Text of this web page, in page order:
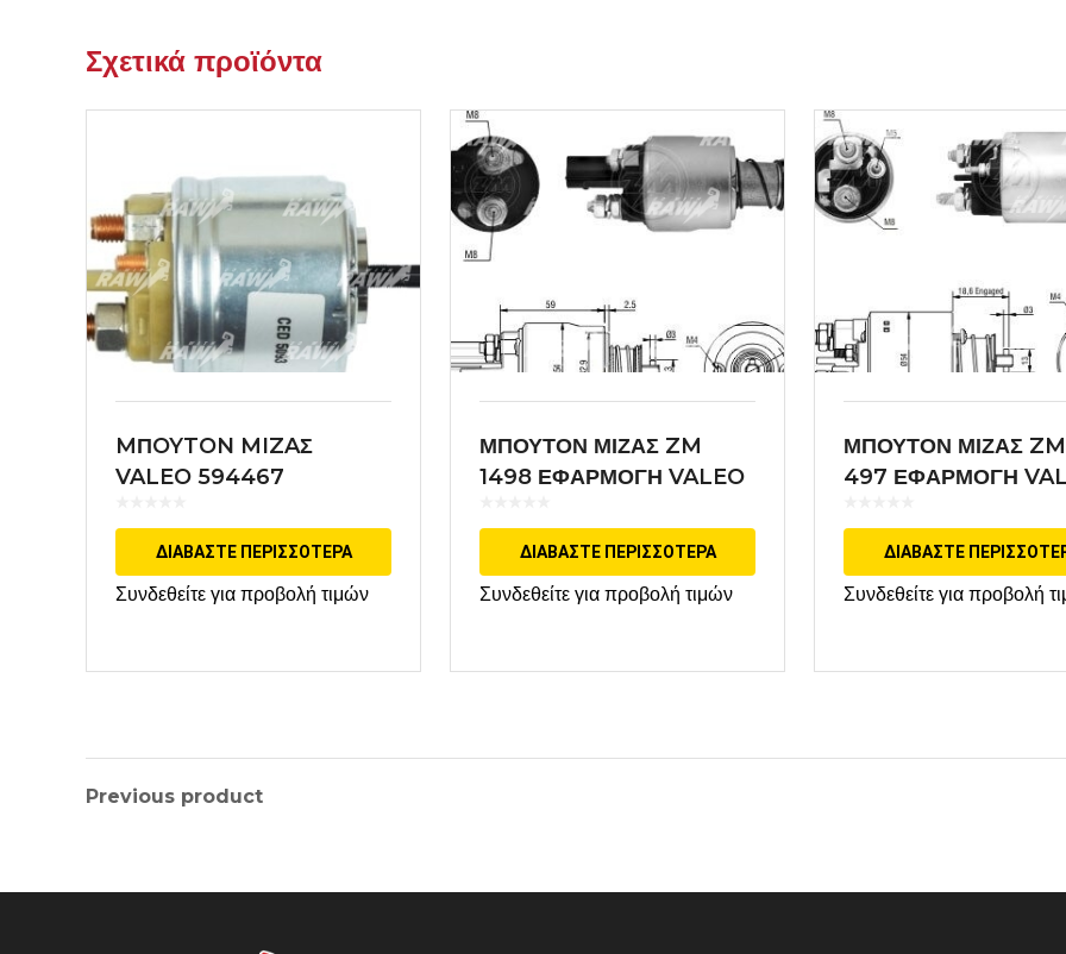
Σχετικά προϊόντα
MΠOYTON MIZAΣ
VALEO 594467
ΔΙΑΒΆΣΤΕ ΠΕΡΙΣΣΌΤΕΡΑ
Συνδεθείτε για προβολή τιμών
ΜΠΟΥΤΟΝ ΜΙΖΑΣ ZM
1498 ΕΦΑΡΜΟΓΗ VALEO
ΔΙΑΒΆΣΤΕ ΠΕΡΙΣΣΌΤΕΡΑ
Συνδεθείτε για προβολή τιμών
ΜΠΟΥΤΟΝ ΜΙΖΑΣ ZM
497 ΕΦΑΡΜΟΓΗ
ΔΙΑΒΆΣΤΕ
Συνδεθείτε για προβολή
Previous product